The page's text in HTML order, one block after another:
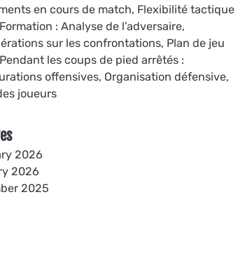
en cours de match, Flexibilité tactique
: Analyse de l’adversaire,
sur les confrontations, Plan de jeu
les coups de pied arrêtés :
offensives, Organisation défensive,
joueurs
2026
2026
2025